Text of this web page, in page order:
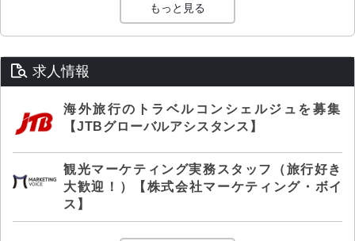
もっと見る
求人情報
海外旅行のトラベルコンシェルジュを募集
【JTBグローバルアシスタンス】
観光マーケティング実務スタッフ（旅行好き
大歓迎！）【株式会社マーケティング・ボイ
ス】